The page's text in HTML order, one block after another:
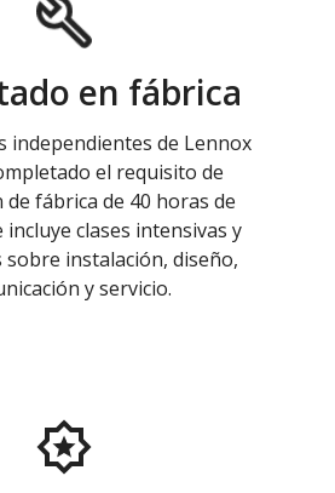
en fábrica
independientes de Lennox
el requisito de
de fábrica de 40 horas de
incluye clases intensivas y
sobre instalación, diseño,
y servicio.